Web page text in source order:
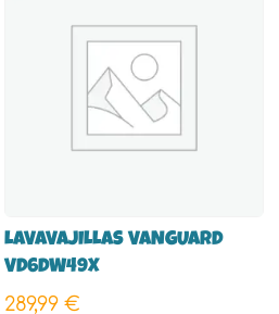
LAVAVAJILLAS VANGUARD
VD6DW49X
289,99€